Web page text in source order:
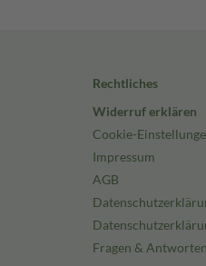
Rechtliches
Widerruf erklären
Cookie-
Impressum
AGB
Fragen & Antworten